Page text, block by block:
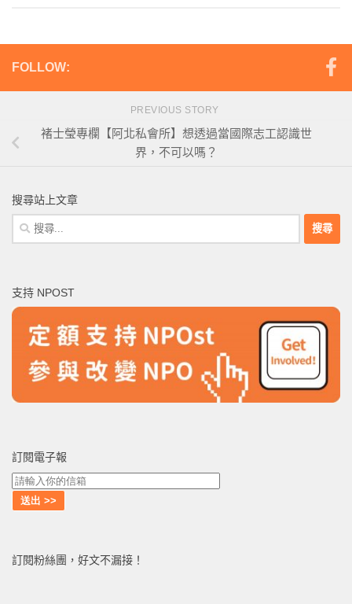
FOLLOW:
PREVIOUS STORY
褚士瑩專欄【阿北私會所】想透過當國際志工認識世
界，不可以嗎？
搜尋站上文章
搜
尋
字:
支持 NPOST
訂閱電子報
訂閱粉絲團，好文不漏接！